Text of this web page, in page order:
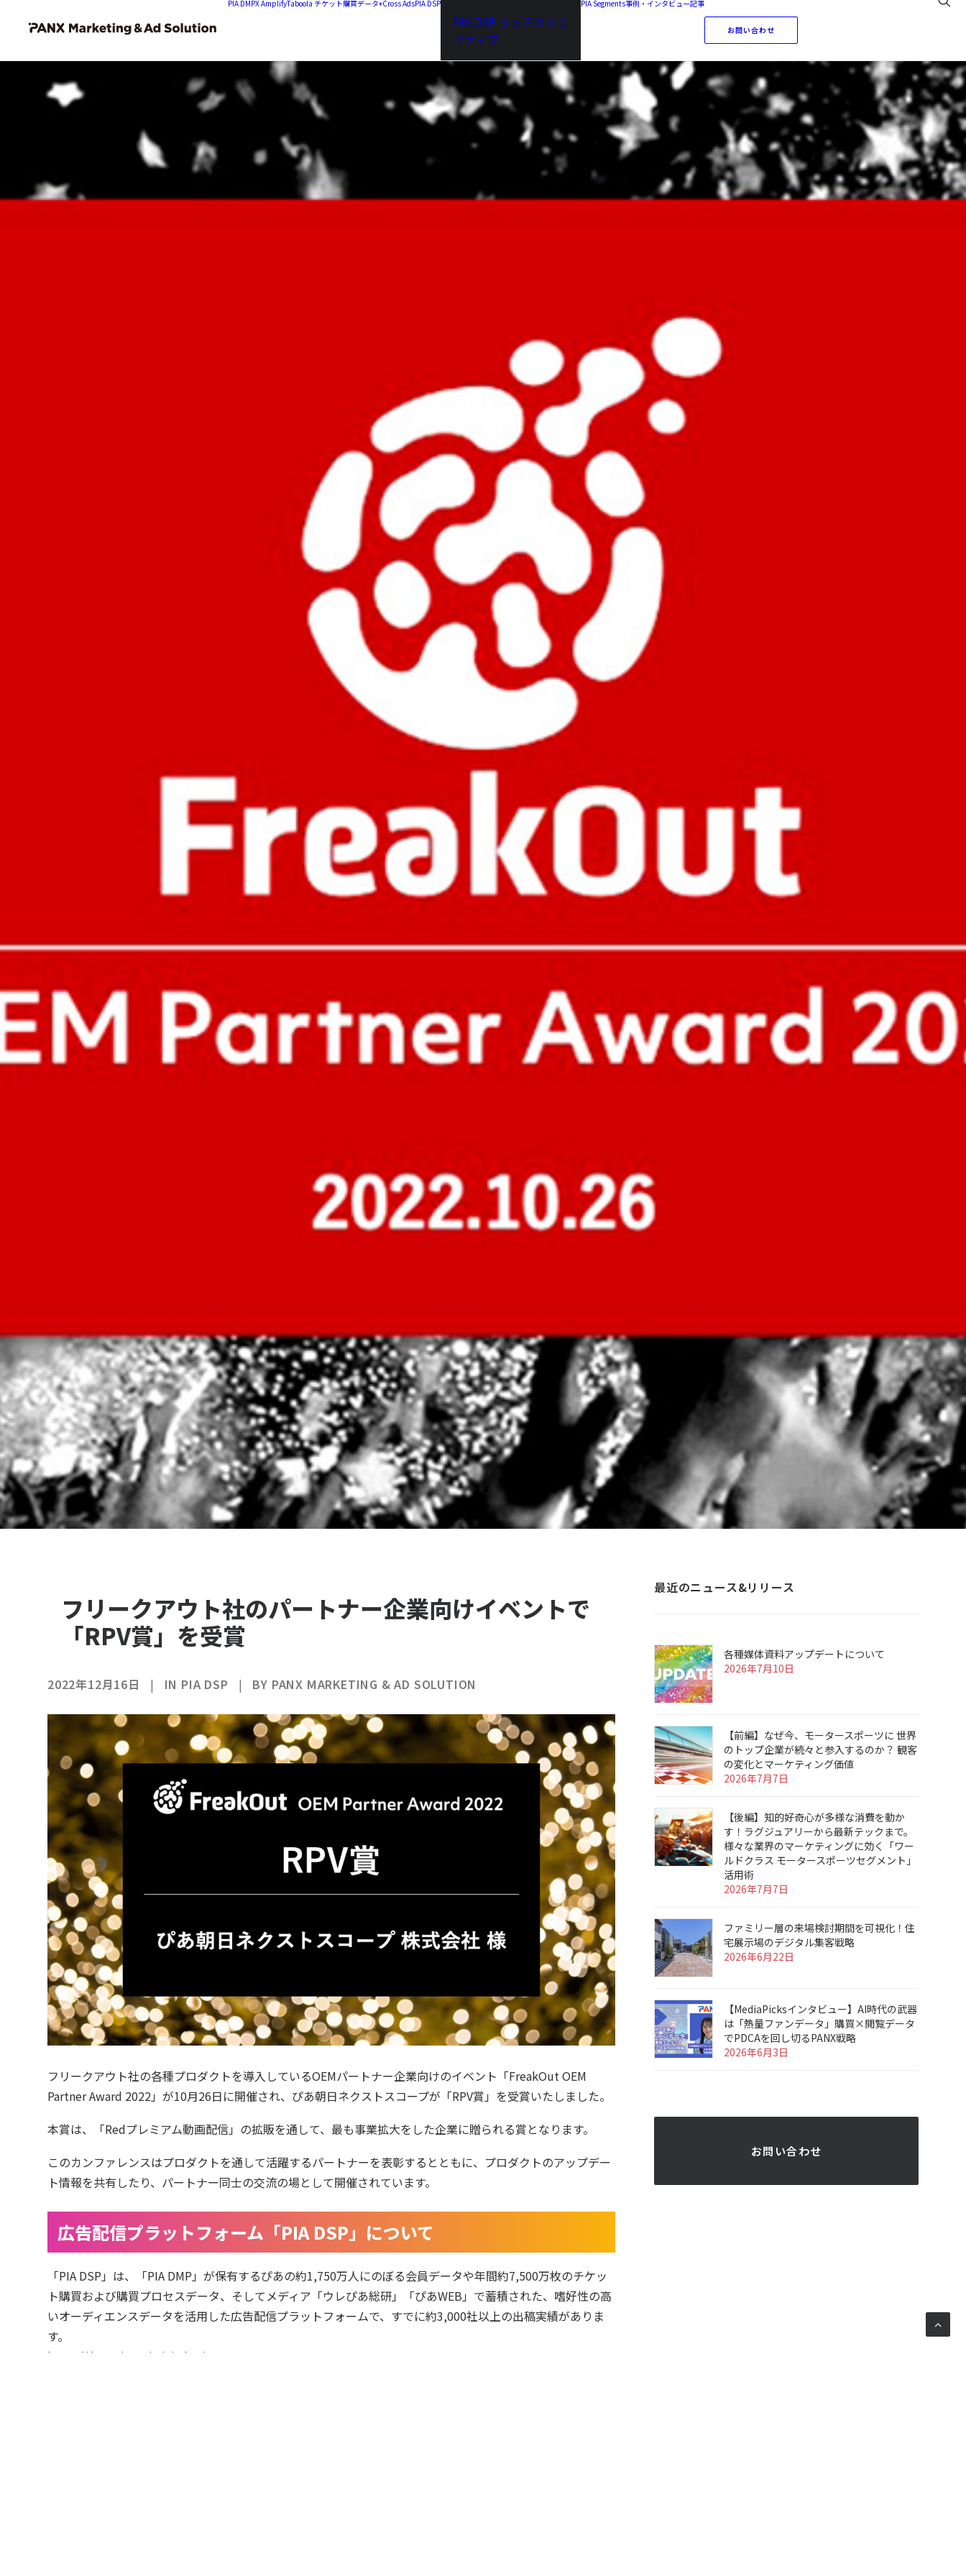
PIA DMPX AmplifyTaboola チケット購買データ+Cross AdsPIA DSP
PIA DSP リッチクリエ
イティブ
PIA Segments事例・インタビュー記事
お問い合わせ
フリークアウト社のパートナー企業向けイベントで
「RPV賞」を受賞
2022年12月16日 | IN PIA DSP | BY PANX MARKETING & AD SOLUTION
フリークアウト社の各種プロダクトを導入しているOEMパートナー企業向けのイベント「FreakOut OEM
Partner Award 2022」が10月26日に開催され、ぴあ朝日ネクストスコープが「RPV賞」を受賞いたしました。
本賞は、「Redプレミアム動画配信」の拡販を通して、最も事業拡大をした企業に贈られる賞となります。
このカンファレンスはプロダクトを通して活躍するパートナーを表彰するとともに、プロダクトのアップデー
ト情報を共有したり、パートナー同士の交流の場として開催されています。
広告配信プラットフォーム「PIA DSP」について
「PIA DSP」は、「PIA DMP 」が保有するぴあの約1,750万人にのぼる会員データや年間約7,500万枚のチケッ
ト購買および購買プロセスデータ、そしてメディア「ウレぴあ総研」「ぴあWEB 」で蓄積された、嗜好性の高
いオーディエンスデータを活用した広告配信プラットフォームで、すでに約3,000社以上の出稿実績がありま
す。
https://data.pia.co.jp/piadsp/
最近のニュース&リリース
各種媒体資料アップデートについて
2026年7月10日
【前編】なぜ今、モータースポーツに 世界
のトップ企業が続々と参入するのか？ 観客
の変化とマーケティング価値
2026年7月7日
【後編】知的好奇心が多様な消費を動か
す！ラグジュアリーから最新テックまで。
様々な業界のマーケティングに効く「ワー
ルドクラス モータースポーツセグメント」
活用術
2026年7月7日
ファミリー層の来場検討期間を可視化！住
宅展示場のデジタル集客戦略
2026年6月22日
【MediaPicksインタビュー】AI時代の武器
は「熱量ファンデータ」購買×閲覧データ
でPDCAを回し切るPANX戦略
2026年6月3日
お問い合わせ